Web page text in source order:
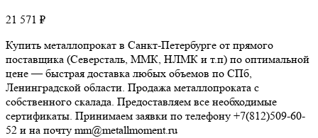
21 571 ₽
Купить металлопрокат в Санкт-Петербурге от прямого
поставщика (Северсталь, ММК, НЛМК и т.п) по оптимальной
цене — быстрая доставка любых объемов по СПб,
Ленинградской области. Продажа металлопроката с
собственного скалада. Предоставляем все необходимые
сертификаты. Принимаем заявки по телефону +7(812)509-60-
52 и на почту mm@metallmoment.ru